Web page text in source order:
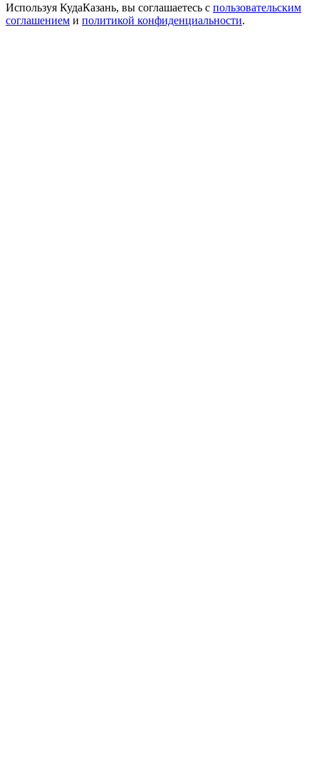
Используя КудаКазань, вы соглашаетесь с пользовательским
соглашением и политикой конфиденциальности.